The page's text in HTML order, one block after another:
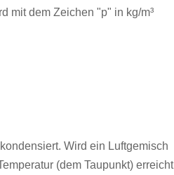
mit dem Zeichen "p" in kg/m³
Wird ein Luftgemisch
(dem Taupunkt) erreicht